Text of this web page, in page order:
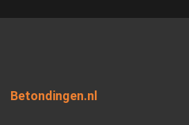
Betondingen.nl